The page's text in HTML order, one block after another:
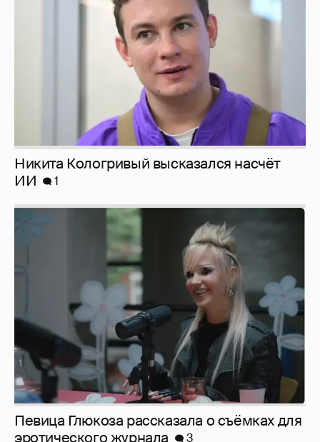
Никита Кологривый высказался насчёт
ИИ
1
Певица Глюкоза рассказала о съёмках для
эротического журнала
3